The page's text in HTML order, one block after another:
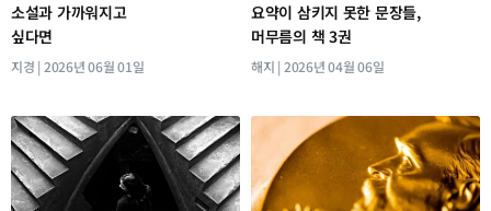
소설과 가까워지고
싶다면
지경 2026년 06월 01일
요약이 삼키지 못한 문장들,
머무름의 책 3권
해지 2026년 04월 06일